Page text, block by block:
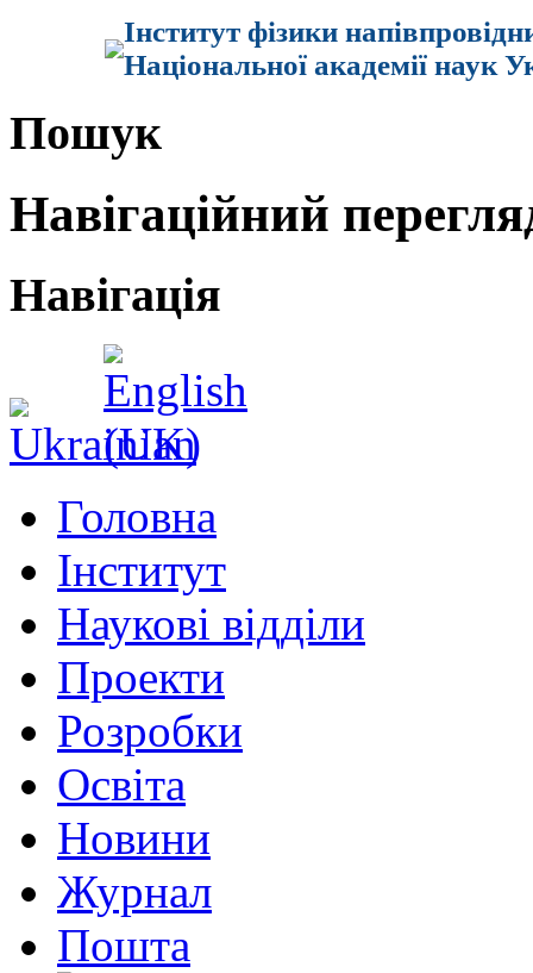
Інститут фізики
Національної академії наук
Пошук
Навігаційний
Навігація
Головна
Інститут
Наукові відділи
Проекти
Розробки
Освіта
Новини
Журнал
Пошта